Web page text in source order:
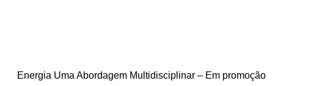
Energia Uma Abordagem Multidisciplinar – Em promoção